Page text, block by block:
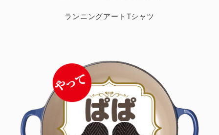
ランニングアートTシャツ